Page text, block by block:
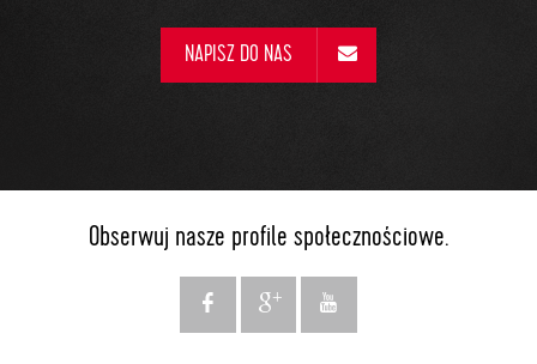
NAPISZ DO NAS
Obserwuj nasze profile społecznościowe.